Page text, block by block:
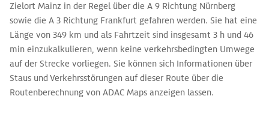
Zielort Mainz in der Regel über die A 9 Richtung Nürnberg
sowie die A 3 Richtung Frankfurt gefahren werden. Sie hat eine
Länge von 349 km und als Fahrtzeit sind insgesamt 3 h und 46
min einzukalkulieren, wenn keine verkehrsbedingten Umwege
auf der Strecke vorliegen. Sie können sich Informationen über
Staus und Verkehrsstörungen auf dieser Route über die
Routenberechnung von ADAC Maps anzeigen lassen.